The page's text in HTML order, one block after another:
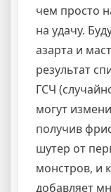
чем просто
на удачу.
азарта и
результат
ГСЧ
могут
получив
шутер от
монстров, и
добавляет